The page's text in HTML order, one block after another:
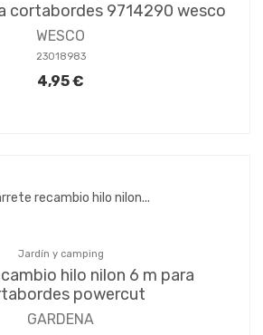
cortabordes 9714290 wesco
WESCO
23018983
4,95 €
Jardín y camping
hilo nilon 6 m para
powercut
GARDENA